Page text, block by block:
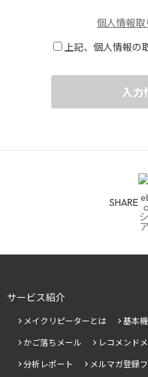
個人情報取
上記、個人情報の
入力
SHARE
サービス紹介
メイクリピーターとは 基本
かご落ちメール レコメンド
分析レポート メルマガ登録